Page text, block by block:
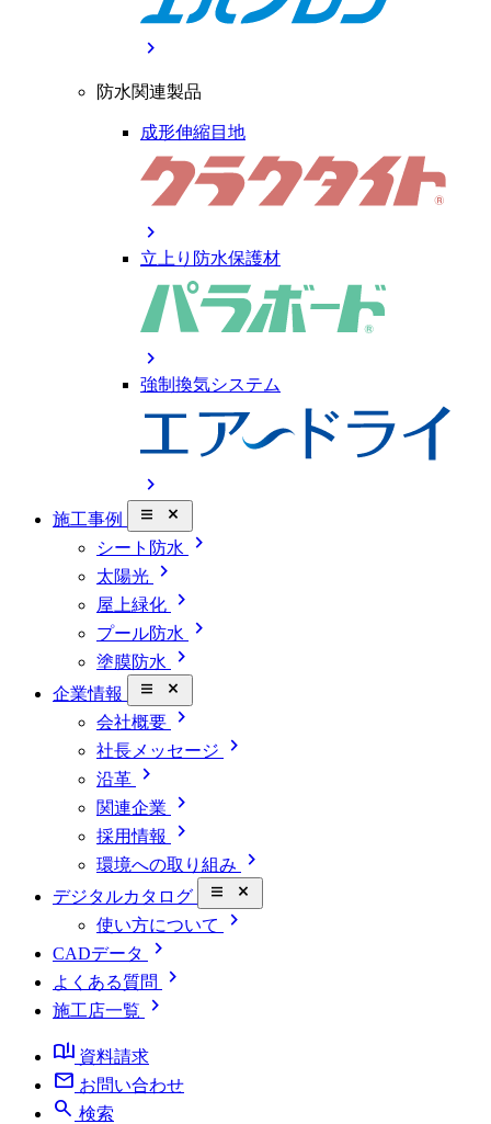
chevron_right
防水関連製品
成形伸縮目地
chevron_right
立上り防水保護材
chevron_right
強制換気システム
chevron_right
施工事例 close_small
シート防水 chevron_right
太陽光 chevron_right
屋上緑化 chevron_right
プール防水 chevron_right
塗膜防水 chevron_right
企業情報 close_small
会社概要 chevron_right
社長メッセージ chevron_right
沿革 chevron_right
関連企業 chevron_right
採用情報 chevron_right
環境への取り組み chevron_right
デジタルカタログ close_small
使い方について chevron_right
CADデータ chevron_right
よくある質問 chevron_right
施工店一覧
chevron_right
book_ribbon 資料請求
mail お問い合わせ
search 検索